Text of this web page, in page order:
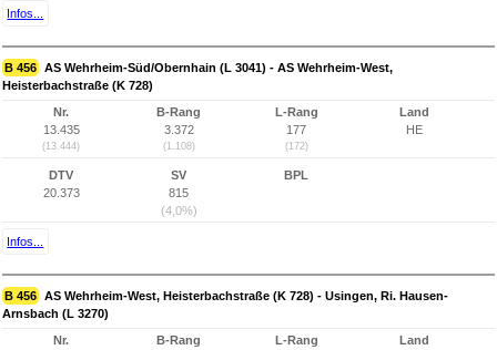
Infos...
B 456 AS Wehrheim-Süd/Obernhain (L 3041) - AS Wehrheim-West,
Heisterbachstraße (K 728)
Nr.
13.435
(13.444)
B-Rang
3.372
(1.108)
L-Rang
177
(172)
Land
HE
DTV
20.373
SV
815
(4,0%)
BPL
Infos...
B 456 AS Wehrheim-West, Heisterbachstraße (K 728) - Usingen, Ri. Hausen-
Arnsbach (L 3270)
Nr.
B-Rang
L-Rang
Land